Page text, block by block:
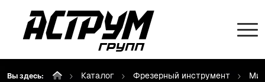
Вы здесь: Каталог Фрезерный инструмент